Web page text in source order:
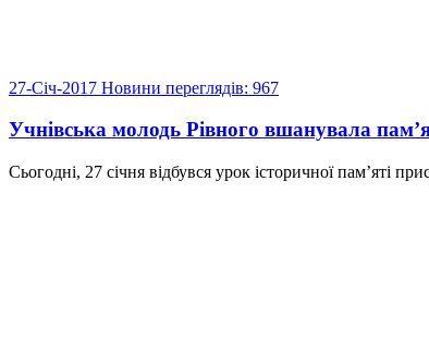
27-Січ-2017 Новини переглядів: 967
Учнівська молодь Рівного вшанувала
Сьогодні, 27 січня відбувся урок історичної пам’яті